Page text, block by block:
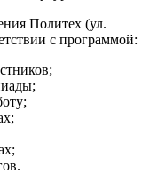
Политех (ул.
с программой: